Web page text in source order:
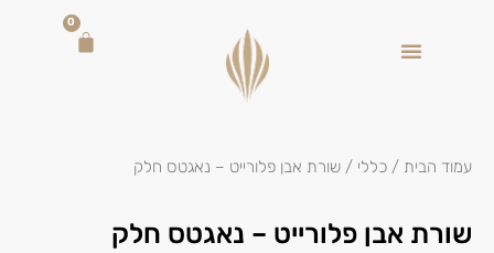
0
עמוד הבית / כללי / שורת אבן פלורייט – נאגטס חלק
שורת אבן פלורייט – נאגטס חלק